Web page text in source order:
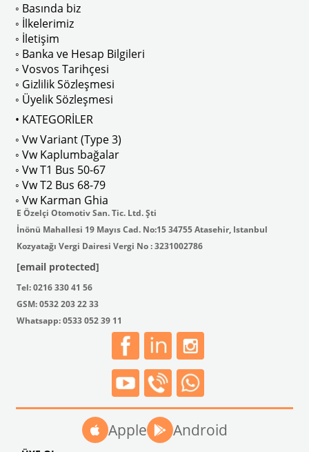
isteyenler için tercih edilir.
: AC711500 / 80500
◦ Basında biz
◦ İlkelerimiz
◦ İletişim
◦ Banka ve Hesap Bilgileri
◦ Vosvos Tarihçesi
◦ Gizlilik Sözleşmesi
◦ Üyelik Sözleşmesi
• KATEGORİLER
◦ Vw Variant (Type 3)
◦ Vw Kaplumbağalar
◦ Vw T1 Bus 50-67
◦ Vw T2 Bus 68-79
◦ Vw Karman Ghia
E Özelçi Otomotiv San. Tic. Ltd. Şti
İnönü Mahallesi 19 Mayıs Cad. No:15 34755 Atasehir, Istanbul
Kozyatağı Vergi Dairesi Vergi No : 3231002786
[email protected]
Tel: 0216 330 41 56
GSM: 0532 203 22 33
Whatsapp: 0533 052 39 11
Apple Android